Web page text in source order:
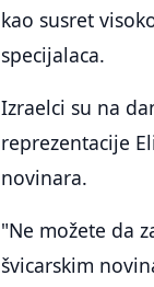
kao susret
specijalaca.
Izraelci su na
reprezentacije
novinara.
"Ne možete da
švicarskim